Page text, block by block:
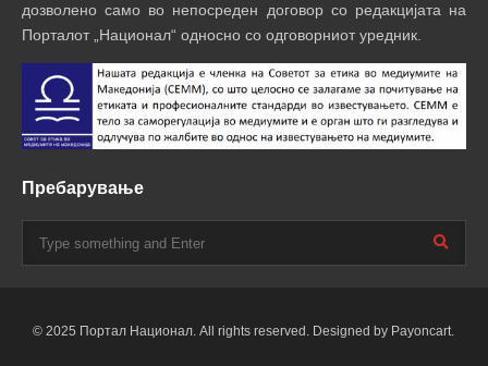
дозволено само во непосреден договор со редакцијата на
Порталот „Национал“ односно со одговорниот уредник.
Пребарување
© 2025 Портал Национал. All rights reserved. Designed by Payoncart.